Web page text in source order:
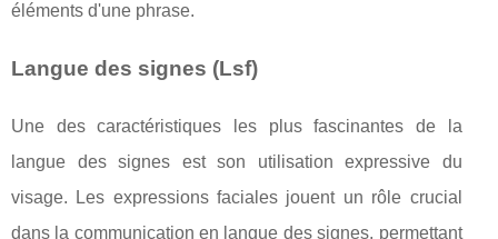
éléments d'une phrase.
Langue des signes (Lsf)
Une des caractéristiques les plus fascinantes de la
langue des signes est son utilisation expressive du
visage. Les expressions faciales jouent un rôle crucial
dans la communication en langue des signes, permettant